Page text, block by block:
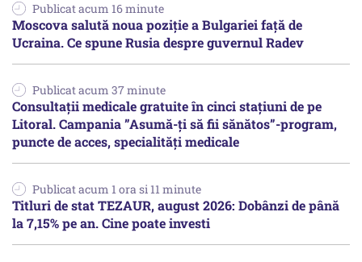
Publicat acum 16 minute
Moscova salută noua poziție a Bulgariei față de
Ucraina. Ce spune Rusia despre guvernul Radev
Publicat acum 37 minute
Consultații medicale gratuite în cinci stațiuni de pe
Litoral. Campania ”Asumă-ți să fii sănătos”-program,
puncte de acces, specialități medicale
Publicat acum 1 ora si 11 minute
Titluri de stat TEZAUR, august 2026: Dobânzi de până
la 7,15% pe an. Cine poate investi